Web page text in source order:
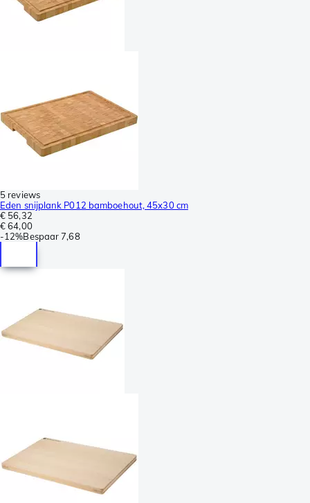
5 reviews
Eden snijplank P012 bamboehout, 45x30 cm
€ 56,32
€ 64,00
-12%Bespaar 7,68